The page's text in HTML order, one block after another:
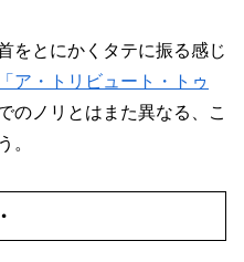
をとにかくタテに振る感じ
「ア・トリビュート・トゥ
のノリとはまた異なる、こ
。